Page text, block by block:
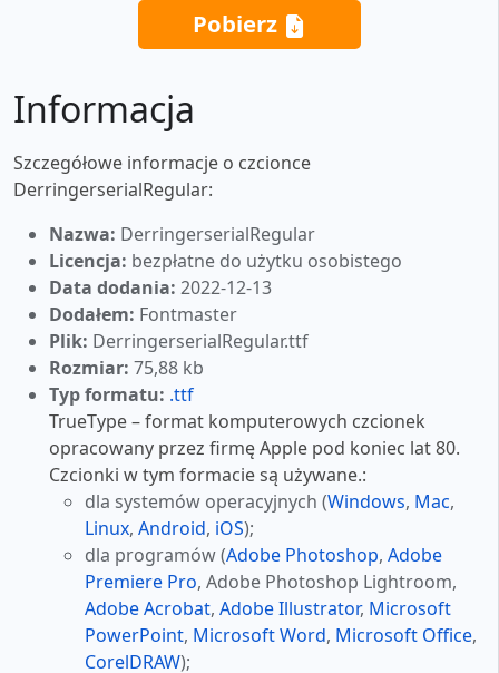
Pobierz
Informacja
Szczegółowe informacje o czcionce
DerringerserialRegular:
Nazwa: DerringerserialRegular
Licencja: bezpłatne do użytku osobistego
Data dodania: 2022-12-13
Dodałem: Fontmaster
Plik: DerringerserialRegular.ttf
Rozmiar: 75,88 kb
Typ formatu: .ttf
TrueType – format komputerowych czcionek
opracowany przez firmę Apple pod koniec lat 80.
Czcionki w tym formacie są używane.:
dla systemów operacyjnych (Windows, Mac,
Linux, Android, iOS);
dla programów (Adobe Photoshop, Adobe
Premiere Pro, Adobe Photoshop Lightroom,
Adobe Acrobat, Adobe Illustrator, Microsoft
PowerPoint, Microsoft Word, Microsoft Office,
CorelDRAW);